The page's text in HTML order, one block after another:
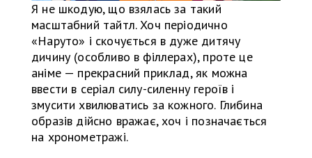
Я не шкодую, що взялась за такий
масштабний тайтл. Хоч періодично
«Наруто» і скочується в дуже дитячу
дичину (особливо в філлерах), проте це
аніме — прекрасний приклад, як можна
ввести в серіал силу-силенну героїв і
змусити хвилюватись за кожного. Глибина
образів дійсно вражає, хоч і позначається
на хронометражі.